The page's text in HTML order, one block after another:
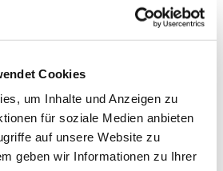
Cookies
um Inhalte und Anzeigen zu
für soziale Medien anbieten
auf unsere Website zu
geben wir Informationen zu Ihrer